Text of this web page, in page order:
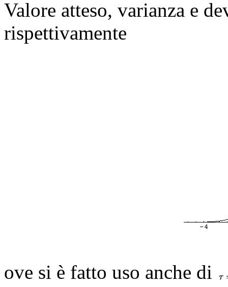
Valore atteso, varianza e
rispettivamente
ove si è fatto uso anche di